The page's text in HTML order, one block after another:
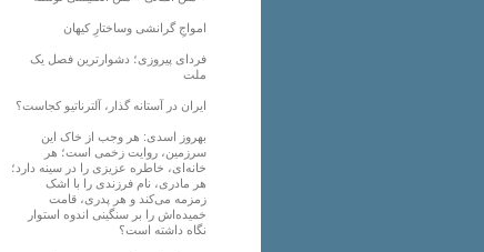
‌امواجِ گرانشی وساختارِ کیهان
فردای پیروزی؛ دشوارترین فصل یک
ملت
ایران در آستانه گذار، آلترناتیو کجاست؟
بهروز اسدی: هر وجب از خاک‌ این
سرزمین، روایت زخمی است؛ هر
خانه‌ای، خاطره عزیزی را در سینه دارد؛
هر مادری، نام فرزندی را با اشک
زمزمه می‌کند و هر پدری، قامت
خمیده‌اش را بر سنگینی اندوه استوار
نگاه داشته است؟